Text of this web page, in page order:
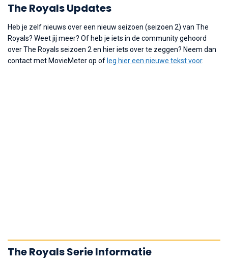
The Royals Updates
Heb je zelf nieuws over een nieuw seizoen (seizoen 2) van The
Royals? Weet jij meer? Of heb je iets in de community gehoord
over The Royals seizoen 2 en hier iets over te zeggen? Neem dan
contact met MovieMeter op of leg hier een nieuwe tekst voor.
The Royals Serie Informatie